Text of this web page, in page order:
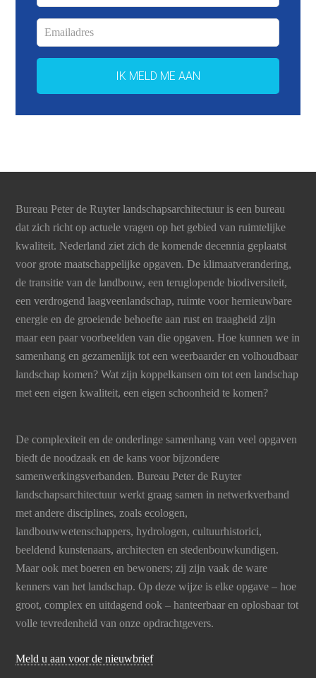
Bureau Peter de Ruyter landschapsarchitectuur is een bureau
dat zich richt op actuele vragen op het gebied van ruimtelijke
kwaliteit. Nederland ziet zich de komende decennia geplaatst
voor grote maatschappelijke opgaven. De klimaatverandering,
de transitie van de landbouw, een teruglopende biodiversiteit,
een verdrogend laagveenlandschap, ruimte voor hernieuwbare
energie en de groeiende behoefte aan rust en traagheid zijn
maar een paar voorbeelden van die opgaven. Hoe kunnen we in
samenhang en gezamenlijk tot een weerbaarder en volhoudbaar
landschap komen? Wat zijn koppelkansen om tot een landschap
met een eigen kwaliteit, een eigen schoonheid te komen?
De complexiteit en de onderlinge samenhang van veel opgaven
biedt de noodzaak en de kans voor bijzondere
samenwerkingsverbanden. Bureau Peter de Ruyter
landschapsarchitectuur werkt graag samen in netwerkverband
met andere disciplines, zoals ecologen,
landbouwwetenschappers, hydrologen, cultuurhistorici,
beeldend kunstenaars, architecten en stedenbouwkundigen.
Maar ook met boeren en bewoners; zij zijn vaak de ware
kenners van het landschap. Op deze wijze is elke opgave – hoe
groot, complex en uitdagend ook – hanteerbaar en oplosbaar tot
volle tevredenheid van onze opdrachtgevers.
Meld u aan voor de nieuwbrief